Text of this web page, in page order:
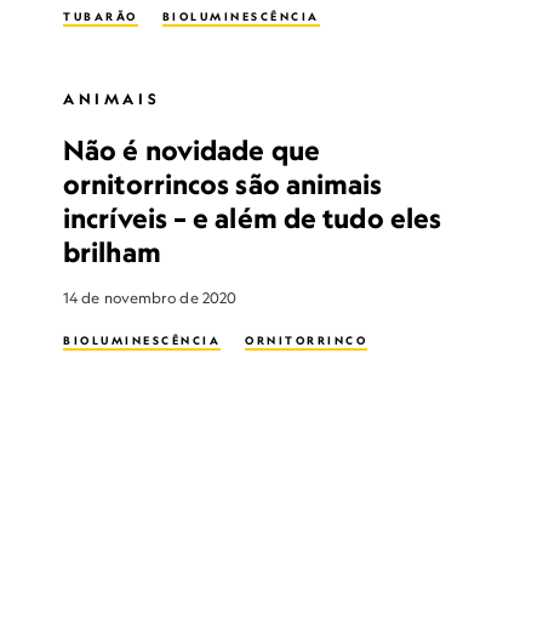
TUBARÃO BIOLUMINESCÊNCIA
ANIMAIS
Não é novidade que
ornitorrincos são animais
incríveis – e além de tudo eles
brilham
14 de novembro de 2020
BIOLUMINESCÊNCIA ORNITORRINCO